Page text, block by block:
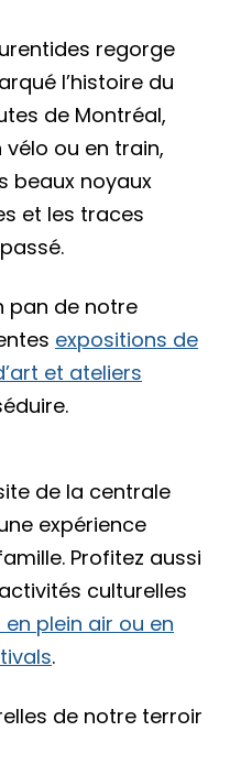
regorge
l’histoire du
de Montréal,
ou en train,
beaux noyaux
et les traces
pan de notre
expositions de
et ateliers
de la centrale
expérience
Profitez aussi
culturelles
plein air ou en
.
de notre terroir